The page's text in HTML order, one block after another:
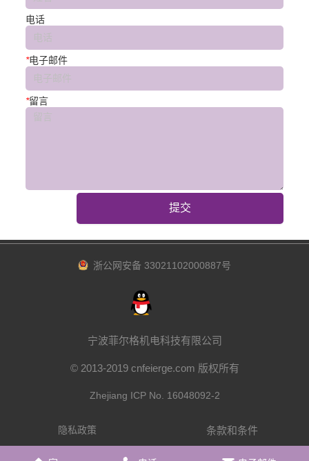
电话
*电子邮件
*留言
提交
浙公网安备 33021102000887号
宁波菲尔格机电科技有限公司
© 2013-2019 cnfeierge.com 版权所有
Zhejiang ICP No. 16048092-2
隐私政策 条款和条件